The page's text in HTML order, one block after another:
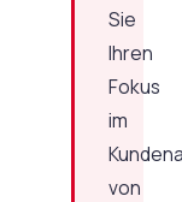
Sie
Ihren
Fokus
im
von